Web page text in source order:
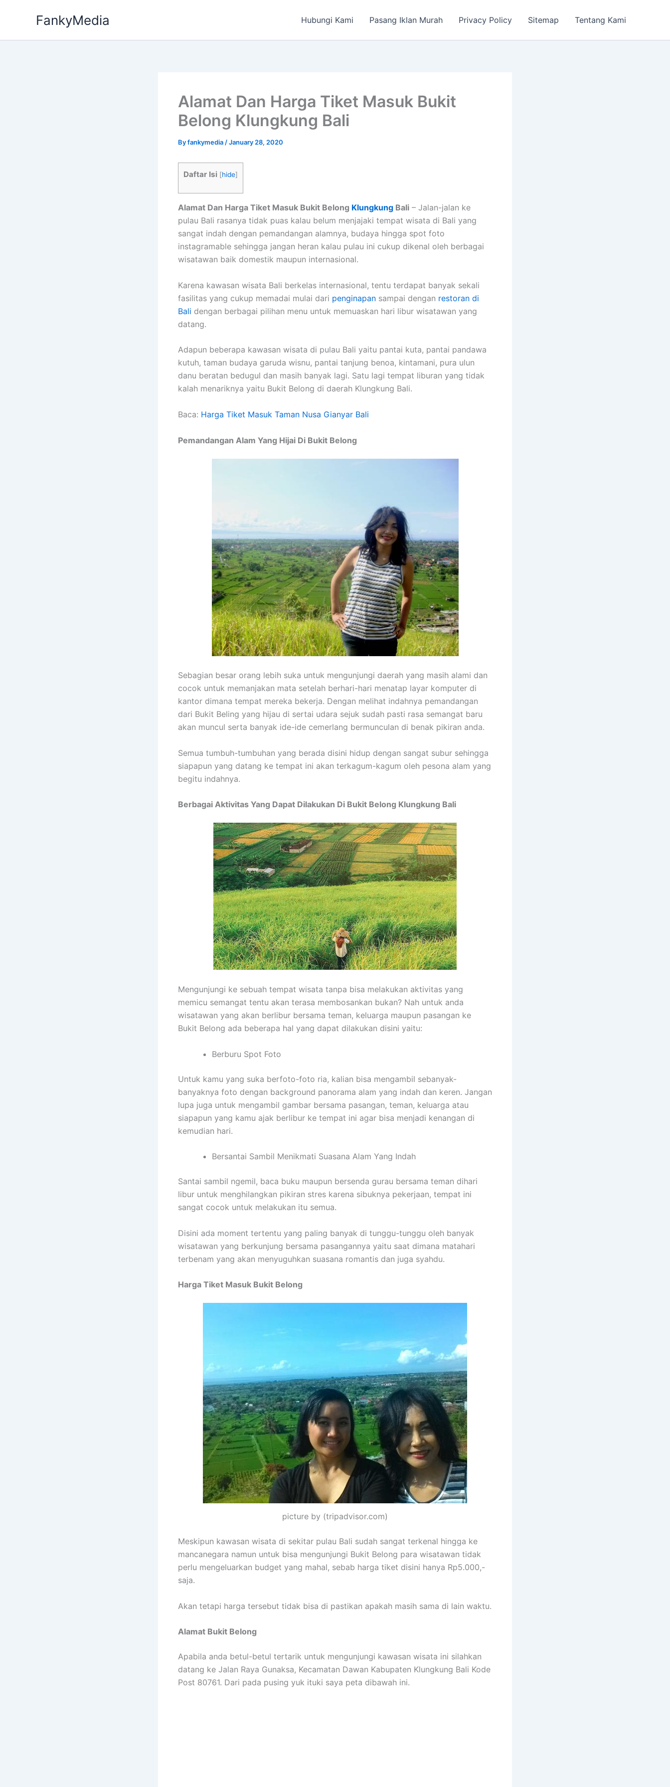
FankyMedia Hubungi Kami Pasang Iklan Murah Privacy Policy Sitemap Tentang Kami
Alamat Dan Harga Tiket Masuk Bukit
Belong Klungkung Bali
Byfankymedia /January 28, 2020
Daftar Isi [hide]
Alamat Dan Harga Tiket Masuk Bukit Belong Klungkung Bali – Jalan-jalan ke
pulau Bali rasanya tidak puas kalau belum menjajaki tempat wisata di Bali yang
sangat indah dengan pemandangan alamnya, budaya hingga spot foto
instagramable sehingga jangan heran kalau pulau ini cukup dikenal oleh berbagai
wisatawan baik domestik maupun internasional.
Karena kawasan wisata Bali berkelas internasional, tentu terdapat banyak sekali
fasilitas yang cukup memadai mulai dari penginapan sampai dengan restoran di
Bali dengan berbagai pilihan menu untuk memuaskan hari libur wisatawan yang
datang.
Adapun beberapa kawasan wisata di pulau Bali yaitu pantai kuta, pantai pandawa
kutuh, taman budaya garuda wisnu, pantai tanjung benoa, kintamani, pura ulun
danu beratan bedugul dan masih banyak lagi. Satu lagi tempat liburan yang tidak
kalah menariknya yaitu Bukit Belong di daerah Klungkung Bali.
Baca: Harga Tiket Masuk Taman Nusa Gianyar Bali
Pemandangan Alam Yang Hijai Di Bukit Belong
Sebagian besar orang lebih suka untuk mengunjungi daerah yang masih alami dan
cocok untuk memanjakan mata setelah berhari-hari menatap layar komputer di
kantor dimana tempat mereka bekerja. Dengan melihat indahnya pemandangan
dari Bukit Beling yang hijau di sertai udara sejuk sudah pasti rasa semangat baru
akan muncul serta banyak ide-ide cemerlang bermunculan di benak pikiran anda.
Semua tumbuh-tumbuhan yang berada disini hidup dengan sangat subur sehingga
siapapun yang datang ke tempat ini akan terkagum-kagum oleh pesona alam yang
begitu indahnya.
Berbagai Aktivitas Yang Dapat Dilakukan Di Bukit Belong Klungkung Bali
Mengunjungi ke sebuah tempat wisata tanpa bisa melakukan aktivitas yang
memicu semangat tentu akan terasa membosankan bukan? Nah untuk anda
wisatawan yang akan berlibur bersama teman, keluarga maupun pasangan ke
Bukit Belong ada beberapa hal yang dapat dilakukan disini yaitu:
Berburu Spot Foto
Untuk kamu yang suka berfoto-foto ria, kalian bisa mengambil sebanyak-
banyaknya foto dengan background panorama alam yang indah dan keren. Jangan
lupa juga untuk mengambil gambar bersama pasangan, teman, keluarga atau
siapapun yang kamu ajak berlibur ke tempat ini agar bisa menjadi kenangan di
kemudian hari.
Bersantai Sambil Menikmati Suasana Alam Yang Indah
Santai sambil ngemil, baca buku maupun bersenda gurau bersama teman dihari
libur untuk menghilangkan pikiran stres karena sibuknya pekerjaan, tempat ini
sangat cocok untuk melakukan itu semua.
Disini ada moment tertentu yang paling banyak di tunggu-tunggu oleh banyak
wisatawan yang berkunjung bersama pasangannya yaitu saat dimana matahari
terbenam yang akan menyuguhkan suasana romantis dan juga syahdu.
Harga Tiket Masuk Bukit Belong
picture by (tripadvisor.com)
Meskipun kawasan wisata di sekitar pulau Bali sudah sangat terkenal hingga ke
mancanegara namun untuk bisa mengunjungi Bukit Belong para wisatawan tidak
perlu mengeluarkan budget yang mahal, sebab harga tiket disini hanya Rp5.000,-
saja.
Akan tetapi harga tersebut tidak bisa di pastikan apakah masih sama di lain waktu.
Alamat Bukit Belong
Apabila anda betul-betul tertarik untuk mengunjungi kawasan wisata ini silahkan
datang ke Jalan Raya Gunaksa, Kecamatan Dawan Kabupaten Klungkung Bali Kode
Post 80761. Dari pada pusing yuk ituki saya peta dibawah ini.